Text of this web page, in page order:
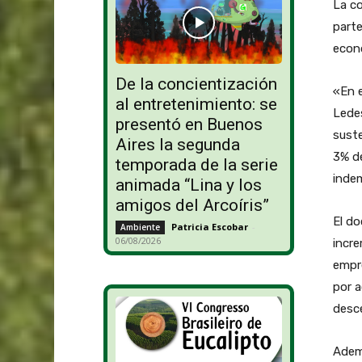
De la concientización
al entretenimiento: se
presentó en Buenos
Aires la segunda
temporada de la serie
animada “Lina y los
amigos del Arcoíris”
Ambiente Patricia Escobar -
06/08/2026
La
«En
3%
El
por